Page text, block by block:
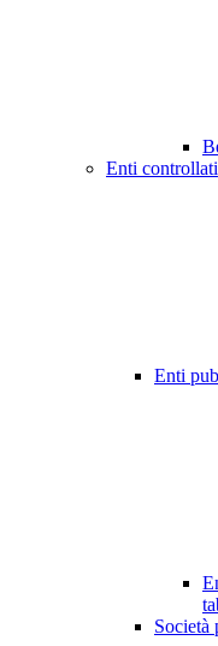
Enti controllati
Enti
Società